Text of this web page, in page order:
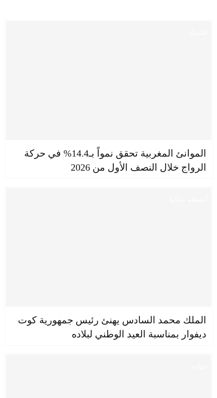
الموانئ المغربية تحقق نمواً بـ14.4% في حركة
الرواج خلال النصف الأول من 2026
الملك محمد السادس يهنئ رئيس جمهورية كوت
ديفوار بمناسبة العيد الوطني لبلاده